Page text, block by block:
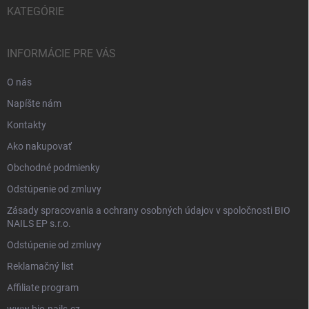
KATEGÓRIE
INFORMÁCIE PRE VÁS
O nás
Napíšte nám
Kontakty
Ako nakupovať
Obchodné podmienky
Odstúpenie od zmluvy
Zásady spracovania a ochrany osobných údajov v spoločnosti BIO
NAILS EP s.r.o.
Odstúpenie od zmluvy
Reklamačný list
Affiliate program